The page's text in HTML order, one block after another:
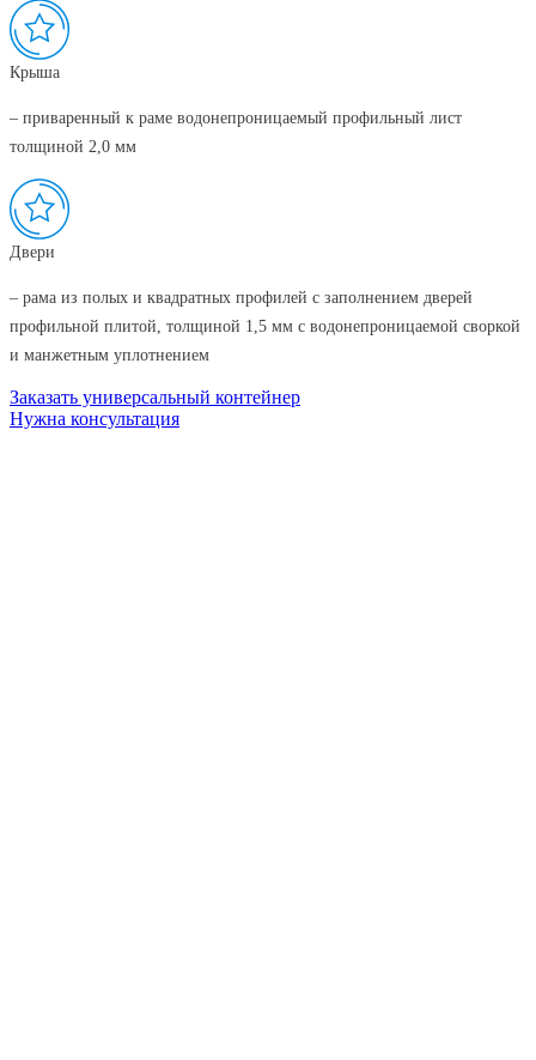
Крыша
– приваренный к раме водонепроницаемый профильный лист
толщиной 2,0 мм
Двери
– рама из полых и квадратных профилей с заполнением дверей
профильной плитой, толщиной 1,5 мм с водонепроницаемой своркой
и манжетным уплотнением
Заказать универсальный контейнер
Нужна консультация